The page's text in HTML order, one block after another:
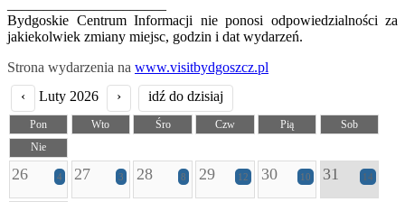
Bydgoskie Centrum Informacji nie ponosi odpowiedzialności za
jakiekolwiek zmiany miejsc, godzin i dat wydarzeń.
Strona wydarzenia na www.visitbydgoszcz.pl
‹
Luty 2026 › idź do dzisiaj
Pon Wto Śro Czw Pią
Sob
Nie
26 4 27 3 28 8 29 12 30 10 31 14